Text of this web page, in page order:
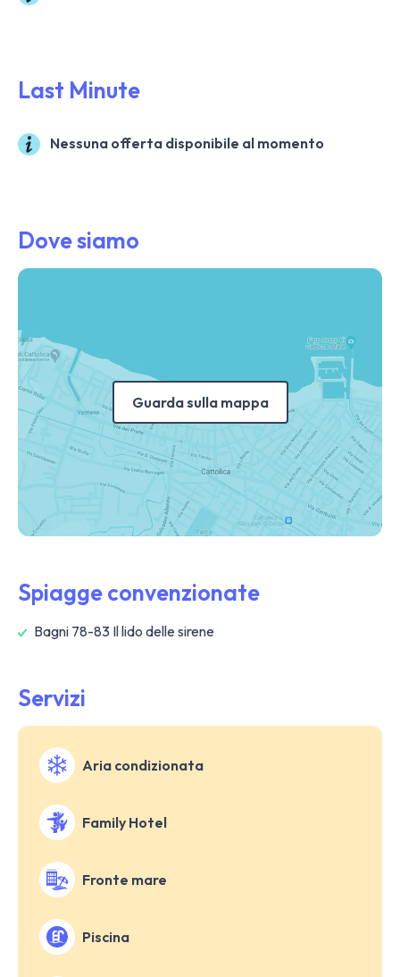
Last Minute
Nessuna offerta disponibile al momento
Dove siamo
Guarda sulla mappa
Spiagge convenzionate
Bagni 78-83 Il lido delle sirene
Servizi
Aria condizionata
Family Hotel
Fronte mare
Piscina